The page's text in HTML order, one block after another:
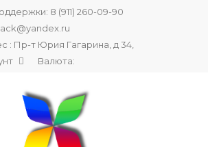
8 (911) 260-09-90
: Пр-т Юрия Гагарина, д 34,
Валюта: